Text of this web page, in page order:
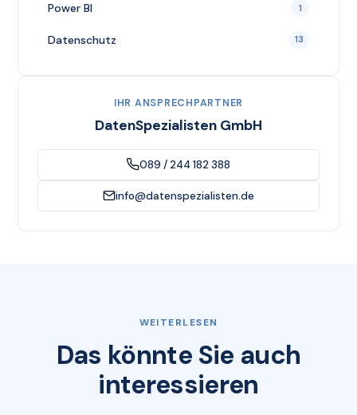
Power BI 1
Datenschutz 13
IHR ANSPRECHPARTNER
DatenSpezialisten GmbH
089 / 244 182 388
info@datenspezialisten.de
WEITERLESEN
Das könnte Sie auch
interessieren